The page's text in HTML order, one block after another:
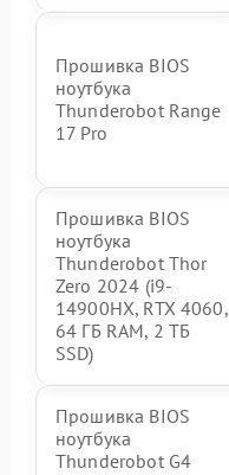
Прошивка BIOS
ноутбука
Thunderobot Range
17 Pro
Прошивка BIOS
ноутбука
Thunderobot Thor
Zero 2024 (i9-
14900HX, RTX 4060,
64 ГБ RAM, 2 ТБ
SSD)
Прошивка BIOS
ноутбука
Thunderobot G4